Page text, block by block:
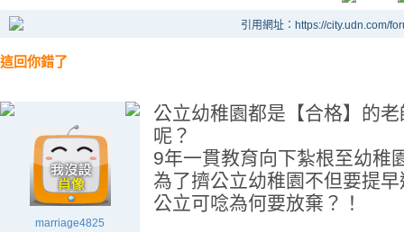
引用網址：https://city.udn.com/
這回你錯了
marriage4825
公立幼稚園都是【合格】的
呢？
9年一貫教育向下紮根至幼稚
為了擠公立幼稚園不但要提
公立可唸為何要放棄？！